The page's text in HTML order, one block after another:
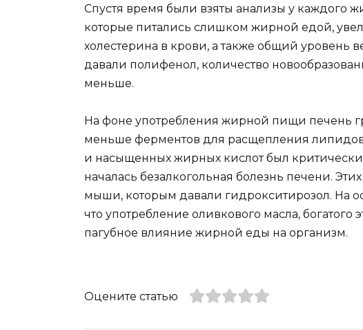
Спустя время были взяты анализы у каждого
которые питались слишком жирной едой,
холестерина в крови, а также общий уровень
давали полифенол, количество
меньше.
На фоне употребления жирной пищи печень
меньше ферментов для расщепления
и насыщенных жирных кислот был
началась безалкогольная болезнь печени.
мыши, которым давали гидрокситирозол. На
что употребление оливкового масла,
пагубное влияние жирной еды на организм.
Оцените статью